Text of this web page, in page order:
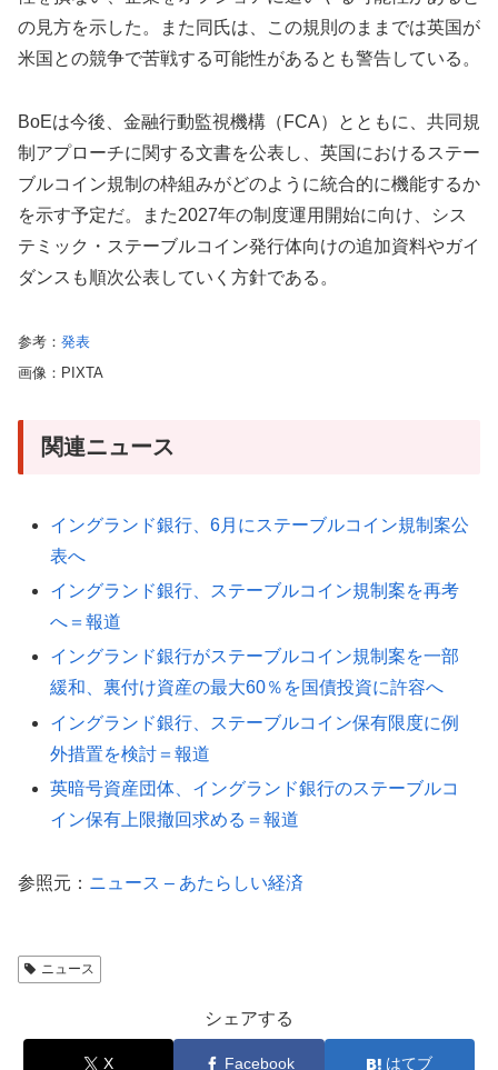
の見方を示した。また同氏は、この規則のままでは英国が
米国との競争で苦戦する可能性があるとも警告している。
BoEは今後、金融行動監視機構（FCA）とともに、共同規
制アプローチに関する文書を公表し、英国におけるステー
ブルコイン規制の枠組みがどのように統合的に機能するか
を示す予定だ。また2027年の制度運用開始に向け、シス
テミック・ステーブルコイン発行体向けの追加資料やガイ
ダンスも順次公表していく方針である。
参考： 発表
画像：PIXTA
関連ニュース
イングランド銀行、6月にステーブルコイン規制案公
表へ
イングランド銀行、ステーブルコイン規制案を再考
へ＝報道
イングランド銀行がステーブルコイン規制案を一部
緩和、裏付け資産の最大60％を国債投資に許容へ
イングランド銀行、ステーブルコイン保有限度に例
外措置を検討＝報道
英暗号資産団体、イングランド銀行のステーブルコ
イン保有上限撤回求める＝報道
参照元： ニュース – あたらしい経済
ニュース
シェアする
X Facebook はてブ